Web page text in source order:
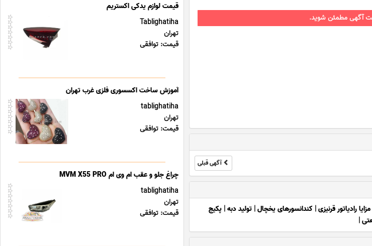
آگهی مطمئن شوید.
آگهی قبلی
مزایا رادیاتور قرنیزی| کندانسورهای یخچال|تولید دبه|پکیج
|
قیمت لوازم یدکی اکستریم
Tablighatiha
تهران
قیمت: توافقی
آموزش ساخت اکسسوری فلزی غرب تهران
tablighatiha
تهران
قیمت: توافقی
چراغ جلو و عقب ام وی ام MVM X55 PRO
tablighatiha
تهران
قیمت: توافقی